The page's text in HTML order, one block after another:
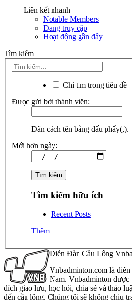
Liên kết nhanh
Notable Members
Đang truy cập
Hoạt động gần đây
Tìm kiếm
Chỉ tìm trong tiêu đề
Được gửi bởi thành viên:
Dãn cách tên bằng dấu phẩy(,).
Mới hơn ngày:
Tìm kiếm hữu ích
Recent Posts
Thêm...
Diễn Đàn Cầu Lông
Vnbadminton.com là
Nam. Vnbadminton được
đích giao lưu, học hỏi, chia sẻ và thảo
đến cầu lông. Chúng tôi sẽ không chịu